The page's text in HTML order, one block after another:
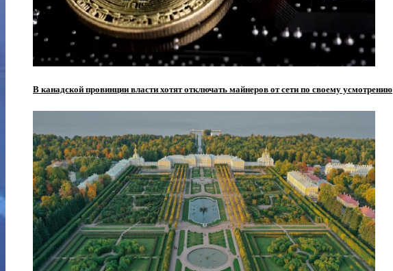
В канадской провинции власти хотят отключать майнеров от сети по своему усмотрению